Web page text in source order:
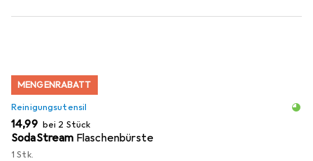
MENGENRABATT
Reinigungsutensil
EUR
14,99 bei 2 Stück
SodaStream Flaschenbürste
1 Stk.